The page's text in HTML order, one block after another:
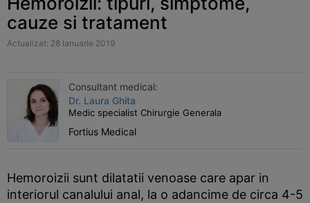
cauze si tratament
Actualizat: 28 Ianuarie 2019
Consultant medical:
Dr. Laura Ghita
Medic specialist Chirurgie Generala
Fortius Medical
Hemoroizii sunt dilatatii venoase care apar in
interiorul canalului anal, la o adancime de circa 4-5